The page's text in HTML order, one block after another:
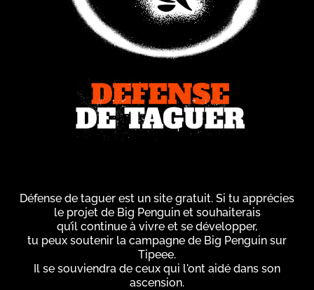
Défense de taguer est un site gratuit. Si tu apprécies
le projet de Big Penguin et souhaiterais
qu’il continue à vivre et se développer,
tu peux soutenir la campagne de Big Penguin sur
Tipeee.
Il se souviendra de ceux qui l'ont aidé dans son
ascension.